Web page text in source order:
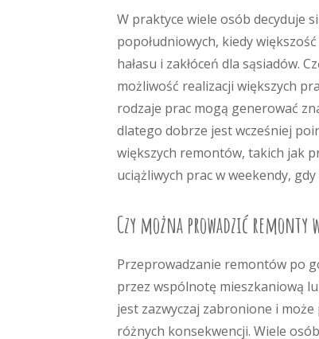
W praktyce wiele osób decyduje
popołudniowych, kiedy
hałasu i zakłóceń dla sąsiadów.
możliwość realizacji większych
rodzaje prac mogą generować
dlatego dobrze jest wcześniej
większych remontów, takich jak
uciążliwych prac w weekendy,
Czy można prowadzić remonty
Przeprowadzanie remontów po
przez wspólnotę mieszkaniową
jest zazwyczaj zabronione i
różnych konsekwencji. Wiele